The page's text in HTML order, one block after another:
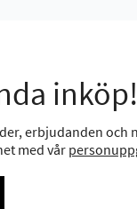
inköp!
erbjudanden
med vår